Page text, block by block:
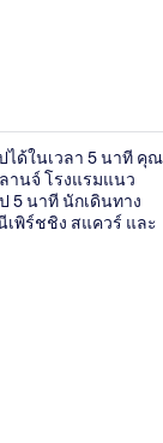
บริเวณ
ได้ในเวลา 5 นาที คุณ
านจ์ โรงแรมแนว
5 นาที นักเดินทาง
พิร์ชชิง สแควร์ และ